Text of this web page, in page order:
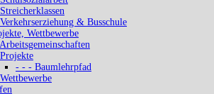
& Busschule
Wettbewerbe
- - - Baumlehrpfad